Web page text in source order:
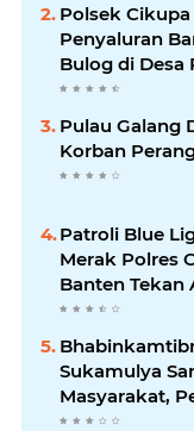
Polsek
Penyaluran
Bulog di Desa
Pulau Galang
Korban
Patroli Blue
Merak Polres
Banten Tekan
Sukamulya
Masyarakat,
Jaga